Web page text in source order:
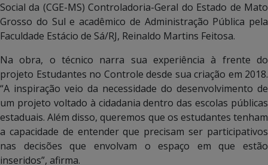
Social da (CGE-MS) Controladoria-Geral do Estado de Mato
Grosso do Sul e acadêmico de Administração Pública pela
Faculdade Estácio de Sá/RJ, Reinaldo Martins Feitosa.
Na obra, o técnico narra sua experiência à frente do
projeto Estudantes no Controle desde sua criação em 2018.
“A inspiração veio da necessidade do desenvolvimento de
um projeto voltado à cidadania dentro das escolas públicas
estaduais. Além disso, queremos que os estudantes tenham
a capacidade de entender que precisam ser participativos
nas decisões que envolvam o espaço em que estão
inseridos”, afirma.